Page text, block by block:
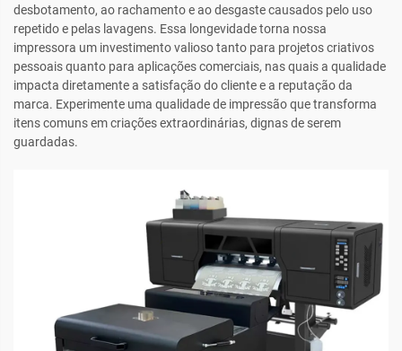
desbotamento, ao rachamento e ao desgaste causados pelo uso
repetido e pelas lavagens. Essa longevidade torna nossa
impressora um investimento valioso tanto para projetos criativos
pessoais quanto para aplicações comerciais, nas quais a qualidade
impacta diretamente a satisfação do cliente e a reputação da
marca. Experimente uma qualidade de impressão que transforma
itens comuns em criações extraordinárias, dignas de serem
guardadas.